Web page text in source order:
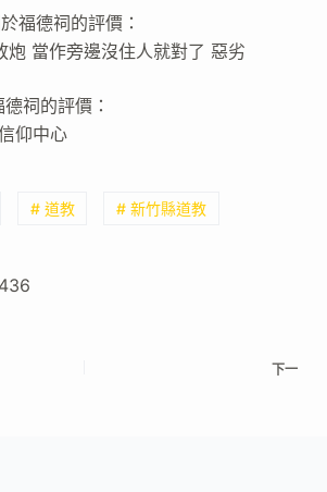
福德祠的評價：
炮 當作旁邊沒住人就對了 惡劣
祠的評價：
仰中心
# 道教 # 新竹縣道教
436
下一